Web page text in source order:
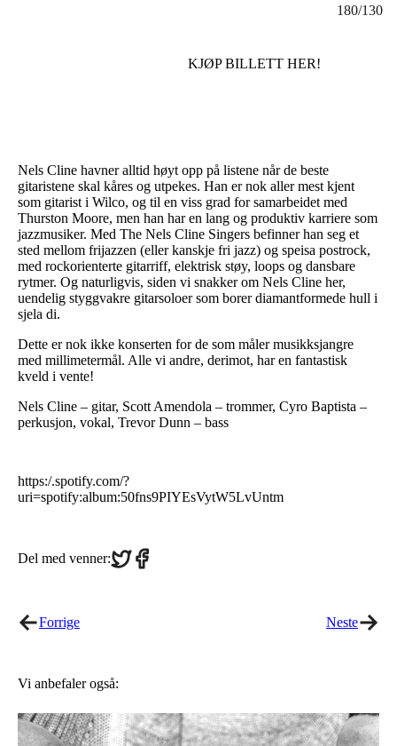
180/130
KJØP BILLETT HER!
Nels Cline havner alltid høyt opp på listene når de beste
gitaristene skal kåres og utpekes. Han er nok aller mest kjent
som gitarist i Wilco, og til en viss grad for samarbeidet med
Thurston Moore, men han har en lang og produktiv karriere som
jazzmusiker. Med The Nels Cline Singers befinner han seg et
sted mellom frijazzen (eller kanskje fri jazz) og speisa postrock,
med rockorienterte gitarriff, elektrisk støy, loops og dansbare
rytmer. Og naturligvis, siden vi snakker om Nels Cline her,
uendelig styggvakre gitarsoloer som borer diamantformede hull i
sjela di.
Dette er nok ikke konserten for de som måler musikksjangre
med millimetermål. Alle vi andre, derimot, har en fantastisk
kveld i vente!
Nels Cline – gitar, Scott Amendola – trommer, Cyro Baptista –
perkusjon, vokal, Trevor Dunn – bass
https:/.spotify.com/?
uri=spotify:album:50fns9PIYEsVytW5LvUntm
Del med venner:Share
on
Share
on
Forrige Neste
Vi anbefaler også: